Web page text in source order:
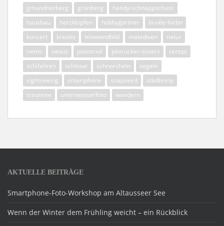
gmundnerberg
grünberg
handy-schnappschuss
hausbau
herzklopfen hobbygärtner
in-olle-farbn
konzert
kreativ leinwandbild malediven
natur
nemo
nexus posterxxl poxrucker-sisters
rezept
schifahren
schitour schnorcheln
segeln
sightseeing
smartphone snapseed
städtetrip
traunsee
unterwasserfoto wandern
AKTUELLE BEITRÄGE
Smartphone-Foto-Workshop am Altausseer See
Wenn der Winter dem Frühling weicht – ein Rückblick